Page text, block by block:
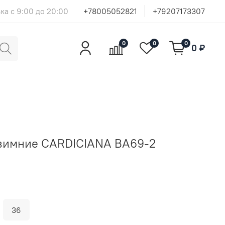
с 9:00 до 20:00 +78005052821 +79207173307
0 0 0 0 ₽
CARDICIANA BA69-2
36